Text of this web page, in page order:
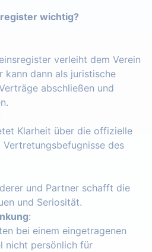
wichtig?
verleiht dem Verein
kann dann als juristische
abschließen und
Klarheit über die offizielle
Vertretungsbefugnisse des
und Partner schafft die
und Seriosität.
:
bei einem eingetragenen
nicht persönlich für